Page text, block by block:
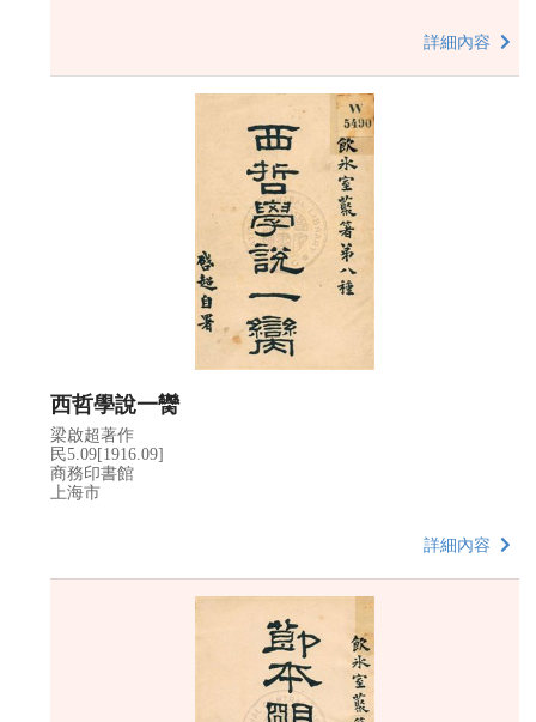
詳細內容
西哲學說一臠
梁啟超著作
民5.09[1916.09]
商務印書館
上海市
詳細內容